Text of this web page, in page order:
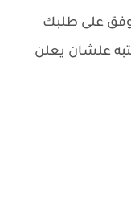
على طلبك
علشان يعلن